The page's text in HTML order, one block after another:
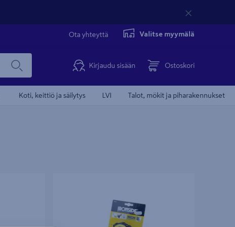
Ota yhteyttä Valitse myymälä
Kirjaudu sisään Ostoskori
Koti, keittiö ja säilytys LVI Talot, mökit ja piharakennukset